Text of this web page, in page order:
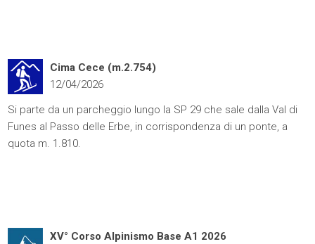
Cima Cece (m.2.754)
12/04/2026
Si parte da un parcheggio lungo la SP 29 che sale dalla Val di
Funes al Passo delle Erbe, in corrispondenza di un ponte, a
quota m. 1.810.
XV° Corso Alpinismo Base A1 2026